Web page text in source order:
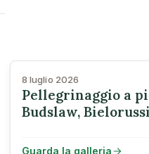
8 luglio 2026
Pellegrinaggio a
Budslaw,
Guarda la galleria